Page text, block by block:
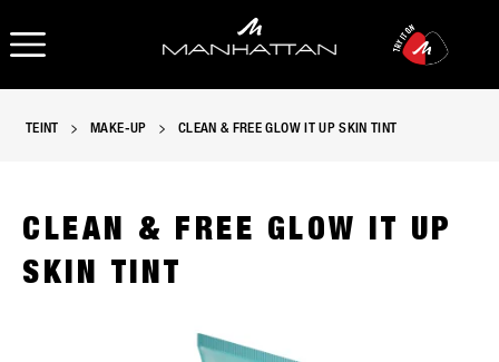
OPEN NAVIGATION
TEINT MAKE-UP CLEAN & FREE GLOW IT UP SKIN TINT
CLEAN & FREE GLOW IT UP
SKIN TINT